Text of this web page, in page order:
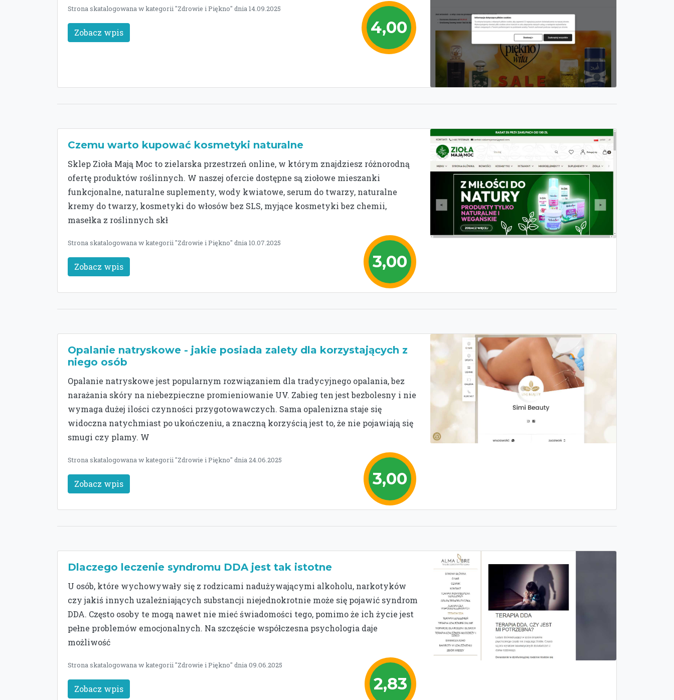
4,00
Strona skatalogowana w kategorii "Zdrowie i Piękno" dnia 14.09.2025
Zobacz wpis
Czemu warto kupować kosmetyki naturalne
Sklep Zioła Mają Moc to zielarska przestrzeń online, w którym znajdziesz różnorodną
ofertę produktów roślinnych. W naszej ofercie dostępne są ziołowe mieszanki
funkcjonalne, naturalne suplementy, wody kwiatowe, serum do twarzy, naturalne
kremy do twarzy, kosmetyki do włosów bez SLS, myjące kosmetyki bez chemii,
masełka z roślinnych skł
3,00
Strona skatalogowana w kategorii "Zdrowie i Piękno" dnia 10.07.2025
Zobacz wpis
Opalanie natryskowe - jakie posiada zalety dla korzystających z
niego osób
Opalanie natryskowe jest popularnym rozwiązaniem dla tradycyjnego opalania, bez
narażania skóry na niebezpieczne promieniowanie UV. Zabieg ten jest bezbolesny i nie
wymaga dużej ilości czynności przygotowawczych. Sama opalenizna staje się
widoczna natychmiast po ukończeniu, a znaczną korzyścią jest to, że nie pojawiają się
smugi czy plamy. W
3,00
Strona skatalogowana w kategorii "Zdrowie i Piękno" dnia 24.06.2025
Zobacz wpis
Dlaczego leczenie syndromu DDA jest tak istotne
U osób, które wychowywały się z rodzicami nadużywającymi alkoholu, narkotyków
czy jakiś innych uzależniających substancji niejednokrotnie może się pojawić syndrom
DDA. Często osoby te mogą nawet nie mieć świadomości tego, pomimo że ich życie jest
pełne problemów emocjonalnych. Na szczęście współczesna psychologia daje
możliwość
2,83
Strona skatalogowana w kategorii "Zdrowie i Piękno" dnia 09.06.2025
Zobacz wpis